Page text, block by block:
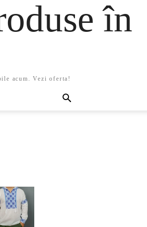
în
acum. Vezi oferta!